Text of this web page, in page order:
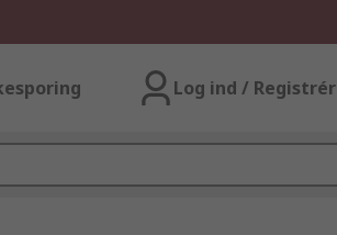
Log ind / Registrér